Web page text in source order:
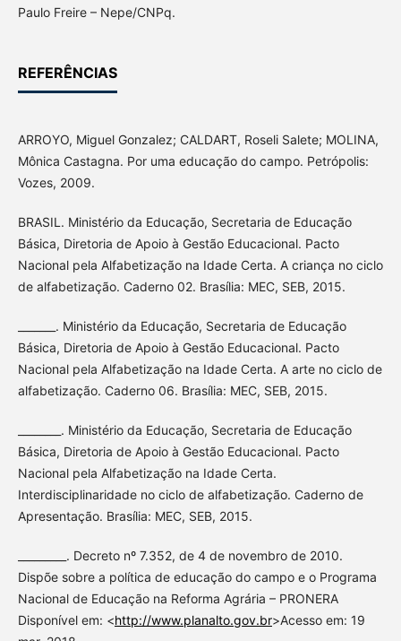
Paulo Freire – Nepe/CNPq.
REFERÊNCIAS
ARROYO, Miguel Gonzalez; CALDART, Roseli Salete; MOLINA,
Mônica Castagna. Por uma educação do campo. Petrópolis:
Vozes, 2009.
BRASIL. Ministério da Educação, Secretaria de Educação
Básica, Diretoria de Apoio à Gestão Educacional. Pacto
Nacional pela Alfabetização na Idade Certa. A criança no ciclo
de alfabetização. Caderno 02. Brasília: MEC, SEB, 2015.
_______. Ministério da Educação, Secretaria de Educação
Básica, Diretoria de Apoio à Gestão Educacional. Pacto
Nacional pela Alfabetização na Idade Certa. A arte no ciclo de
alfabetização. Caderno 06. Brasília: MEC, SEB, 2015.
________. Ministério da Educação, Secretaria de Educação
Básica, Diretoria de Apoio à Gestão Educacional. Pacto
Nacional pela Alfabetização na Idade Certa.
Interdisciplinaridade no ciclo de alfabetização. Caderno de
Apresentação. Brasília: MEC, SEB, 2015.
_________. Decreto nº 7.352, de 4 de novembro de 2010.
Dispõe sobre a política de educação do campo e o Programa
Nacional de Educação na Reforma Agrária – PRONERA
Disponível em: <http://www.planalto.gov.br>Acesso em: 19